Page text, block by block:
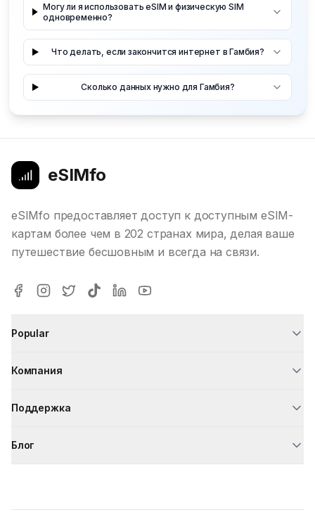
Могу ли я использовать eSIM и физическую SIM
одновременно?
Что делать, если закончится интернет в Гамбия?
Сколько данных нужно для Гамбия?
eSIMfo
eSIMfo предоставляет доступ к доступным eSIM-
картам более чем в 202 странах мира, делая ваше
путешествие бесшовным и всегда на связи.
Popular
Компания
Поддержка
Блог